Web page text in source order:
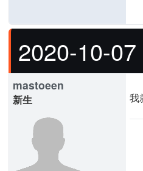
2020-10-
mastoeen
新生 我